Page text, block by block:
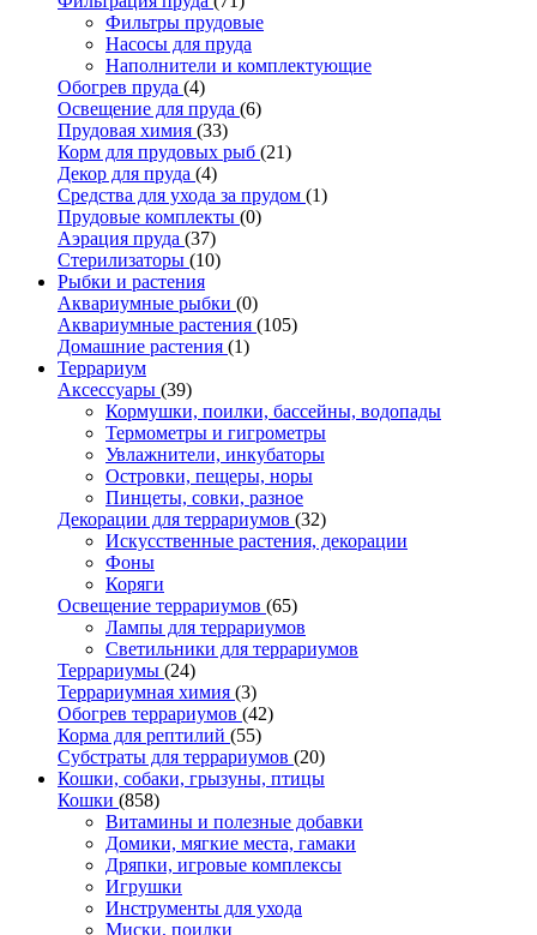
Фильтры прудовые
Насосы для пруда
Наполнители и комплектующие
Обогрев пруда (4)
Освещение для пруда (6)
Прудовая химия (33)
Корм для прудовых рыб (21)
Декор для пруда (4)
Средства для ухода за прудом (1)
Прудовые комплекты (0)
Аэрация пруда (37)
Стерилизаторы (10)
Рыбки и растения
Аквариумные рыбки (0)
Аквариумные растения (105)
Домашние растения (1)
Террариум
Аксессуары (39)
Кормушки, поилки, бассейны, водопады
Термометры и гигрометры
Увлажнители, инкубаторы
Островки, пещеры, норы
Пинцеты, совки, разное
Декорации для террариумов (32)
Искусственные растения, декорации
Фоны
Коряги
Освещение террариумов (65)
Лампы для террариумов
Светильники для террариумов
Террариумы (24)
Террариумная химия (3)
Обогрев террариумов (42)
Корма для рептилий (55)
Субстраты для террариумов (20)
Кошки, собаки, грызуны, птицы
Кошки (858)
Витамины и полезные добавки
Домики, мягкие места, гамаки
Дряпки, игровые комплексы
Игрушки
Инструменты для ухода
Миски, поилки